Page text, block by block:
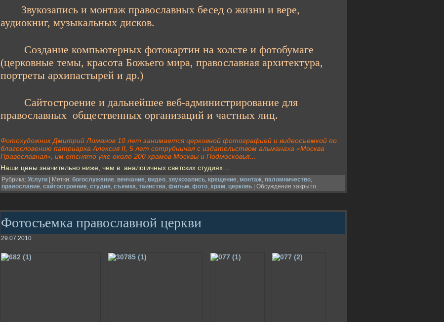
Звукозапись и монтаж православных бесед о жизни и вере,
аудиокниг, музыкальных дисков.
Создание компьютерных фотокартин на холсте и фотобумаге
(церковные темы, красота Божьего мира, православная архитектура,
портреты архипастырей и др.)
Сайтостроение и дальнейшее веб-администрирование для
православных общественных организаций и частных лиц.
Фотохудожник Дмитрий Ломанов 10 лет занимается церковной фотографией и видеосъемкой по
благословению патриарха Алексия II, 5 лет сотрудничал с издательством альманаха «Москва
Православная», им отснято уже около 200 храмов Москвы и Подмосковья…
Наши цены значительно ниже, чем в аналогичных светских студиях…
Рубрика: Услуги | Метки: богослужение венчание видео звукозапись крещение монтаж паломничество
православие сайтостроение студия съемка таинства фильм фото храм церковь | Обсуждение закрыто.
Фотосъемка православной церкви
29.07.2010